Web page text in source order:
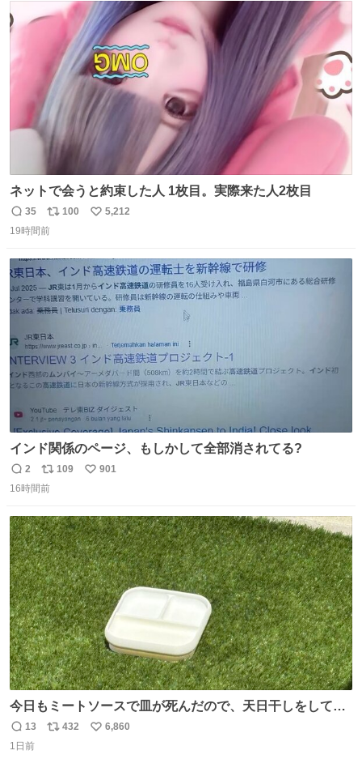
ト
数
ネットで会うと約束した人 1枚目。実際来た人2枚目
返
信
35
リ
ポ
数
100
い
数
5,212
19時間前
インド関係のページ、もしかして全部消されてる?
返
信
2
リ
ポ
ト
数
109
い
数
901
16時間前
今日もミートソースで皿が死んだので、天日干しをしてい
ます🍝 ありがとう先人の知恵
返
信
13
リ
432
い
6,860
1日前